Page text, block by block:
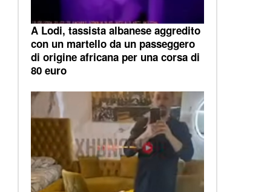
A Lodi, tassista albanese aggredito
con un martello da un passeggero
di origine africana per una corsa di
80 euro